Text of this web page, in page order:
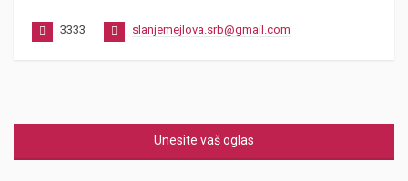
3333 slanjemejlova.srb@gmail.com
Unesite vaš oglas